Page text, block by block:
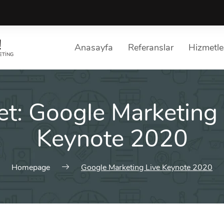
Anasayfa Referanslar
List of
Choose a
Great ease of work and
Google Marketing
Keynote 2020
Homepage Google Marketing Live Keynote 2020